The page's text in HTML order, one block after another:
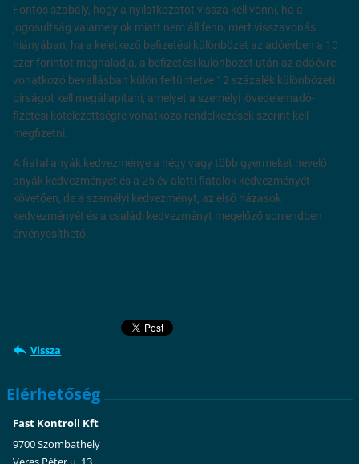
Fontos szabály, hogy a nyilatkozatot vissza kell vonni, ha a
jogosultság valamely ok miatt nem áll fenn, mert visszavonás
hiányában, ha a keletkező befizetési különbözet az adóévben a 10
ezer forintot meghaladja, a befizetési különbözet után az adóévre
vonatkozó bevallásban külön feltüntetve 12 százalék különbözeti
bírságot kell megállapítani, amelyet a személyi jövedelemadó-
fizetési kötelezettségre vonatkozó rendelkezések szerint kell
megfizetni.
A fiatal anyák kedvezménye a négy vagy több gyermeket nevelő
anyák kedvezményét és a 25 év alatti fiatalok kedvezményét
követően, de a személyi kedvezményt, az első házasok
kedvezményét és a családi kedvezményt megelőző sorrendben
érvényesíthető.
Vissza
Elérhetőség
Fast Kontroll Kft
9700 Szombathely